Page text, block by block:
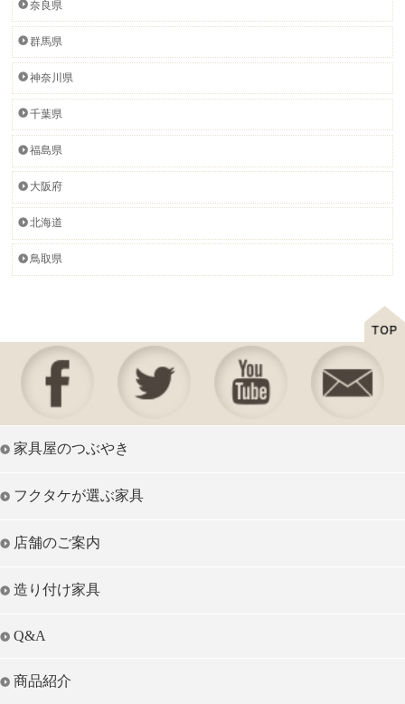
奈良県
群馬県
神奈川県
千葉県
福島県
大阪府
北海道
鳥取県
家具屋のつぶやき
フクタケが選ぶ家具
店舗のご案内
造り付け家具
Q&A
商品紹介